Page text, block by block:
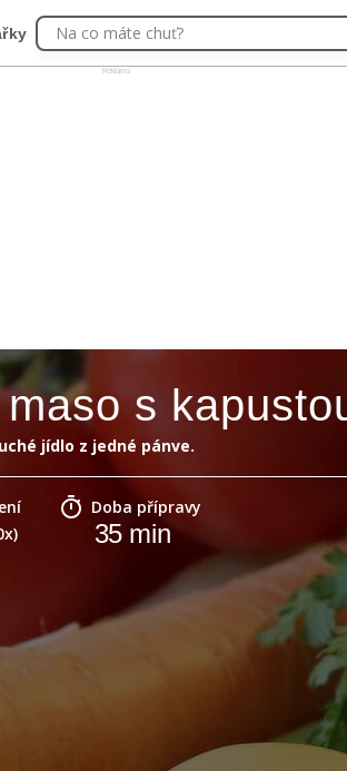
Reklama
Na co máte chuť?
s
jídlo z jedné pánve.
Doba přípravy
35min